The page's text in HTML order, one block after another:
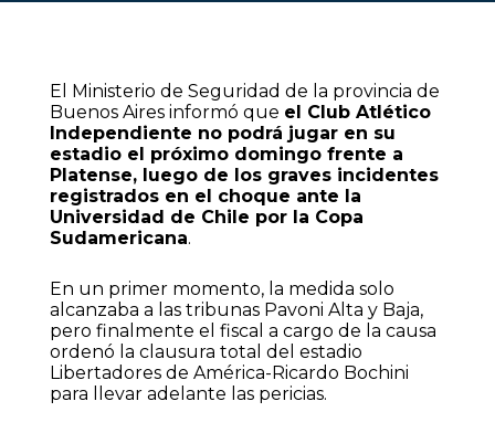
El Ministerio de Seguridad de la provincia de
Buenos Aires informó que el Club Atlético
Independiente no podrá jugar en su
estadio el próximo domingo frente a
Platense, luego de los graves incidentes
registrados en el choque ante la
Universidad de Chile por la Copa
Sudamericana.
En un primer momento, la medida solo
alcanzaba a las tribunas Pavoni Alta y Baja,
pero finalmente el fiscal a cargo de la causa
ordenó la clausura total del estadio
Libertadores de América-Ricardo Bochini
para llevar adelante las pericias.